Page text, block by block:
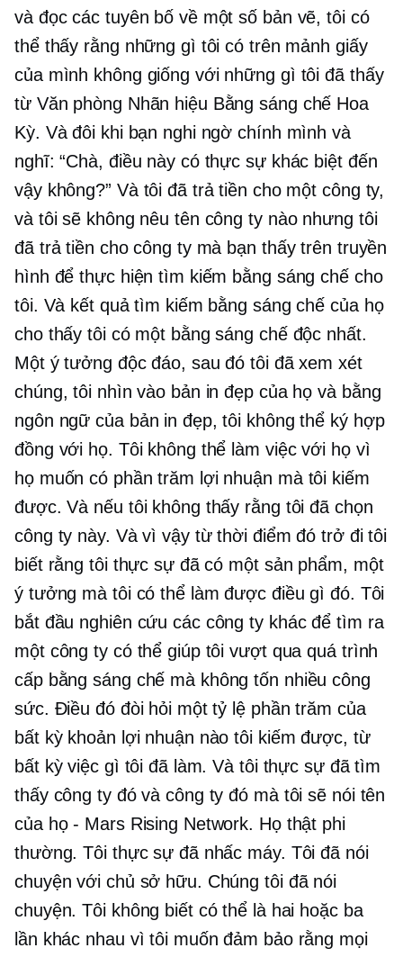
và đọc các tuyên bố về một số bản vẽ, tôi có
thể thấy rằng những gì tôi có trên mảnh giấy
của mình không giống với những gì tôi đã thấy
từ Văn phòng Nhãn hiệu Bằng sáng chế Hoa
Kỳ. Và đôi khi bạn nghi ngờ chính mình và
nghĩ: “Chà, điều này có thực sự khác biệt đến
vậy không?” Và tôi đã trả tiền cho một công ty,
và tôi sẽ không nêu tên công ty nào nhưng tôi
đã trả tiền cho công ty mà bạn thấy trên truyền
hình để thực hiện tìm kiếm bằng sáng chế cho
tôi. Và kết quả tìm kiếm bằng sáng chế của họ
cho thấy tôi có một bằng sáng chế độc nhất.
Một ý tưởng độc đáo, sau đó tôi đã xem xét
chúng, tôi nhìn vào bản in đẹp của họ và bằng
ngôn ngữ của bản in đẹp, tôi không thể ký hợp
đồng với họ. Tôi không thể làm việc với họ vì
họ muốn có phần trăm lợi nhuận mà tôi kiếm
được. Và nếu tôi không thấy rằng tôi đã chọn
công ty này. Và vì vậy từ thời điểm đó trở đi tôi
biết rằng tôi thực sự đã có một sản phẩm, một
ý tưởng mà tôi có thể làm được điều gì đó. Tôi
bắt đầu nghiên cứu các công ty khác để tìm ra
một công ty có thể giúp tôi vượt qua quá trình
cấp bằng sáng chế mà không tốn nhiều công
sức. Điều đó đòi hỏi một tỷ lệ phần trăm của
bất kỳ khoản lợi nhuận nào tôi kiếm được, từ
bất kỳ việc gì tôi đã làm. Và tôi thực sự đã tìm
thấy công ty đó và công ty đó mà tôi sẽ nói tên
của họ - Mars Rising Network. Họ thật phi
thường. Tôi thực sự đã nhấc máy. Tôi đã nói
chuyện với chủ sở hữu. Chúng tôi đã nói
chuyện. Tôi không biết có thể là hai hoặc ba
lần khác nhau vì tôi muốn đảm bảo rằng mọi